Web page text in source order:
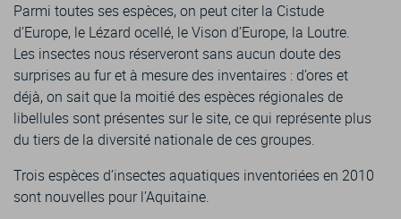
Parmi toutes ses espèces, on peut citer la Cistude
d’Europe, le Lézard ocellé, le Vison d’Europe, la Loutre.
Les insectes nous réserveront sans aucun doute des
surprises au fur et à mesure des inventaires : d’ores et
déjà, on sait que la moitié des espèces régionales de
libellules sont présentes sur le site, ce qui représente plus
du tiers de la diversité nationale de ces groupes.
Trois espèces d’insectes aquatiques inventoriées en 2010
sont nouvelles pour l’Aquitaine.